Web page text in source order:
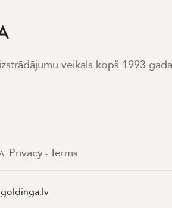
veikals kopš 1993
Privacy - Terms